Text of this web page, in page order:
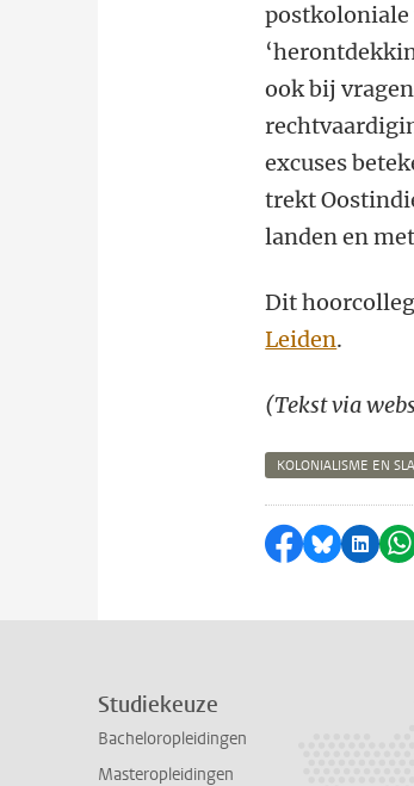
postkoloniale
ook bij
excuses
trekt
landen en
Dit
Leiden.
(Tekst via
KOLONIALISME EN
Delen op
Delen via
Studiekeuze
Bacheloropleidingen
Masteropleidingen